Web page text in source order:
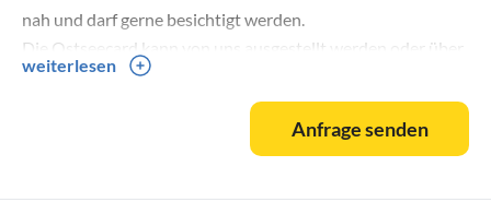
nah und darf gerne besichtigt werden.
Die Ostseecard kann von uns ausgestellt werden oder über
die App der Stadt Fehmarn, WELCMpass App.
Der An- und Abreisetag werden nicht mitberechnet.
Die aktuellen Preise der Kurabgabe ab dem 1. Januar 2025:
weiterlesen
Anfrage senden